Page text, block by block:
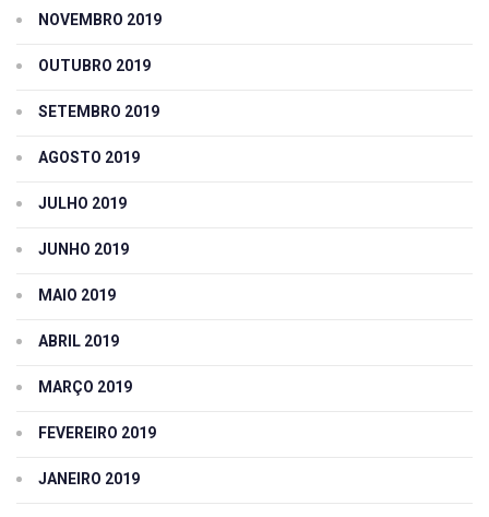
NOVEMBRO 2019
OUTUBRO 2019
SETEMBRO 2019
AGOSTO 2019
JULHO 2019
JUNHO 2019
MAIO 2019
ABRIL 2019
MARÇO 2019
FEVEREIRO 2019
JANEIRO 2019